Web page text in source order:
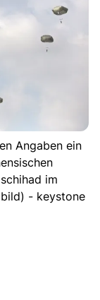
Angaben ein
im
- keystone